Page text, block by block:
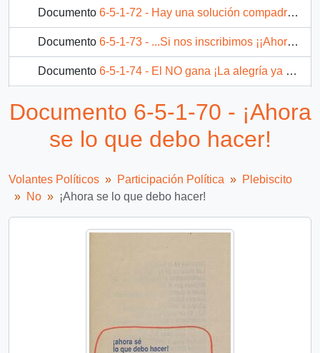
Documento 6-5-1-72 - Hay una solución compadre, lo podemos echar!!
Documento 6-5-1-73 - ...Si nos inscribimos ¡¡Ahora!! votamos NO
Documento 6-5-1-74 - El NO gana ¡La alegría ya viene!
Documento 6-5-1-70 - ¡Ahora
se lo que debo hacer!
Volantes Políticos Participación Política
Plebiscito
No
¡Ahora se lo que debo hacer!